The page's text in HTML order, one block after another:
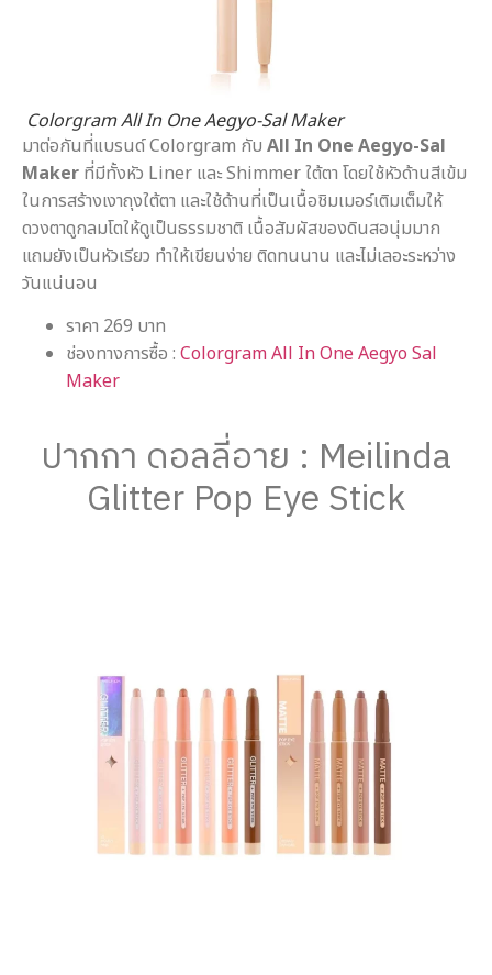
Colorgram All In One Aegyo-Sal Maker
มาต่อกันที่แบรนด์ Colorgram กับ All In One Aegyo-Sal
Maker ที่มีทั้งหัว Liner และ Shimmer ใต้ตา โดยใช้หัวด้านสีเข้ม
ในการสร้างเงาถุงใต้ตา และใช้ด้านที่เป็นเนื้อชิมเมอร์เติมเต็มให้
ดวงตาดูกลมโตให้ดูเป็นธรรมชาติ เนื้อสัมผัสของดินสอนุ่มมาก
แถมยังเป็นหัวเรียว ทำให้เขียนง่าย ติดทนนาน และไม่เลอะระหว่าง
วันแน่นอน
ราคา 269 บาท
ช่องทางการซื้อ : Colorgram All In One Aegyo Sal
Maker
ปากกา ดอลลี่อาย : Meilinda
Glitter Pop Eye Stick